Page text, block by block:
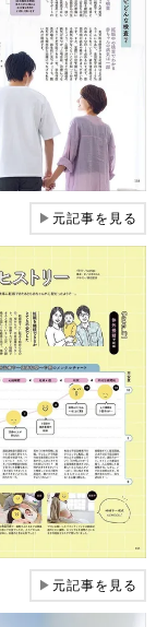
▶元記事を見る
▶元記事を見る